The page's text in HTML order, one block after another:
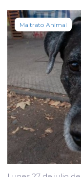
Maltrato Animal